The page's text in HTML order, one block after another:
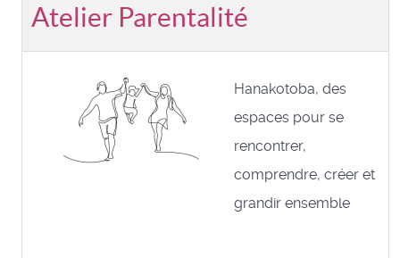
Atelier Parentalité
Hanakotoba, des
espaces pour se
rencontrer,
comprendre, créer et
grandir ensemble